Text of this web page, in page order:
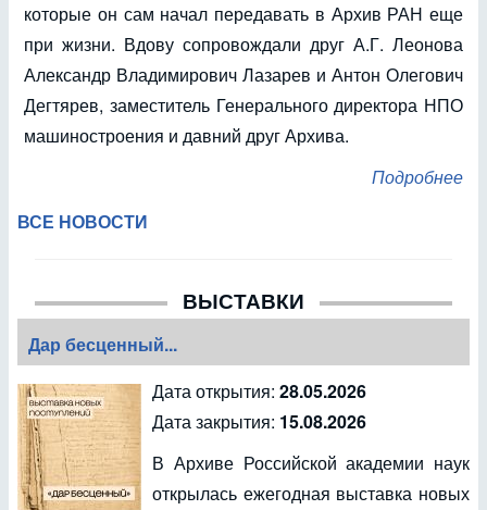
которые он сам начал передавать в Архив РАН еще
при жизни. Вдову сопровождали друг А.Г. Леонова
Александр Владимирович Лазарев и Антон Олегович
Дегтярев, заместитель Генерального директора НПО
машиностроения и давний друг Архива.
Подробнее
ВСЕ НОВОСТИ
ВЫСТАВКИ
Дар бесценный...
Дата открытия: 28.05.2026
Дата закрытия: 15.08.2026
В Архиве Российской академии наук
открылась ежегодная выставка новых